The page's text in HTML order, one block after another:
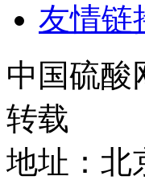
友情链
中国硫酸
转载
地址：北